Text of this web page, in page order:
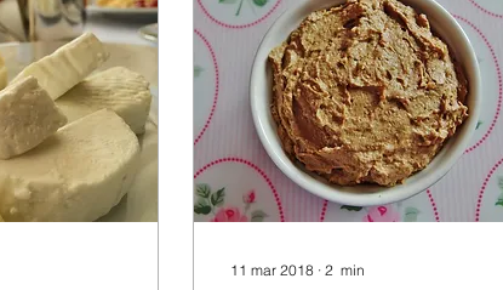
11 mar 2018 ∙ 2 min